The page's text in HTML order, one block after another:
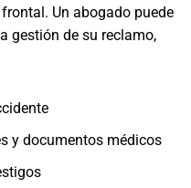
Un abogado puede
gestión de su reclamo,
y documentos médicos